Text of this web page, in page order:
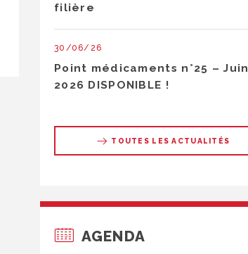
filière
30/06/26
Point médicaments n°25 – Juin
2026 DISPONIBLE !
TOUTES LES ACTUALITÉS
AGENDA